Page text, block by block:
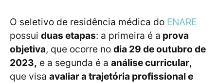
O seletivo de residência médica do ENARE
possui duas etapas: a primeira é a prova
objetiva, que ocorre no dia 29 de outubro de
2023, e a segunda é a análise curricular,
que visa avaliar a trajetória profissional e